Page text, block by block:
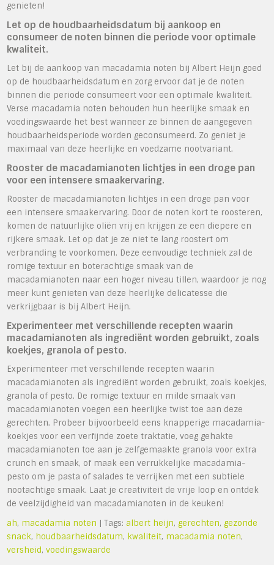
genieten!
Let op de houdbaarheidsdatum bij aankoop en
consumeer de noten binnen die periode voor optimale
kwaliteit.
Let bij de aankoop van macadamia noten bij Albert Heijn goed
op de houdbaarheidsdatum en zorg ervoor dat je de noten
binnen die periode consumeert voor een optimale kwaliteit.
Verse macadamia noten behouden hun heerlijke smaak en
voedingswaarde het best wanneer ze binnen de aangegeven
houdbaarheidsperiode worden geconsumeerd. Zo geniet je
maximaal van deze heerlijke en voedzame nootvariant.
Rooster de macadamianoten lichtjes in een droge pan
voor een intensere smaakervaring.
Rooster de macadamianoten lichtjes in een droge pan voor
een intensere smaakervaring. Door de noten kort te roosteren,
komen de natuurlijke oliën vrij en krijgen ze een diepere en
rijkere smaak. Let op dat je ze niet te lang roostert om
verbranding te voorkomen. Deze eenvoudige techniek zal de
romige textuur en boterachtige smaak van de
macadamianoten naar een hoger niveau tillen, waardoor je nog
meer kunt genieten van deze heerlijke delicatesse die
verkrijgbaar is bij Albert Heijn.
Experimenteer met verschillende recepten waarin
macadamianoten als ingrediënt worden gebruikt, zoals
koekjes, granola of pesto.
Experimenteer met verschillende recepten waarin
macadamianoten als ingrediënt worden gebruikt, zoals koekjes,
granola of pesto. De romige textuur en milde smaak van
macadamianoten voegen een heerlijke twist toe aan deze
gerechten. Probeer bijvoorbeeld eens knapperige macadamia-
koekjes voor een verfijnde zoete traktatie, voeg gehakte
macadamianoten toe aan je zelfgemaakte granola voor extra
crunch en smaak, of maak een verrukkelijke macadamia-
pesto om je pasta of salades te verrijken met een subtiele
nootachtige smaak. Laat je creativiteit de vrije loop en ontdek
de veelzijdigheid van macadamianoten in de keuken!
ah, macadamia noten | Tags: albert heijn,gerechten,gezonde
snack, houdbaarheidsdatum, kwaliteit, macadamia noten,
versheid,voedingswaarde